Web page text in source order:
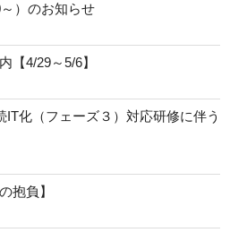
）のお知らせ
【4/29～5/6】
IT化（フェーズ３）対応研修に伴う
抱負】